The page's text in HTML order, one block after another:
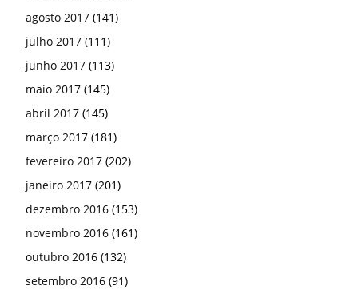
agosto 2017 (141)
julho 2017 (111)
junho 2017 (113)
maio 2017 (145)
abril 2017 (145)
março 2017 (181)
fevereiro 2017 (202)
janeiro 2017 (201)
dezembro 2016 (153)
novembro 2016 (161)
outubro 2016 (132)
setembro 2016 (91)